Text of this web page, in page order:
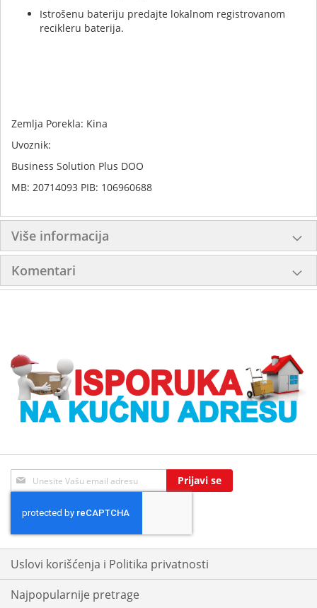
Istrošenu bateriju predajte lokalnom registrovanom
recikleru baterija.
Zemlja Porekla: Kina
Uvoznik:
Business Solution Plus DOO
MB: 20714093 PIB: 106960688
Više informacija
Komentari
Sign
Up
Our
Newsletter:
Prijavi se
Uslovi korišćenja i Politika privatnosti
Najpopularnije pretrage